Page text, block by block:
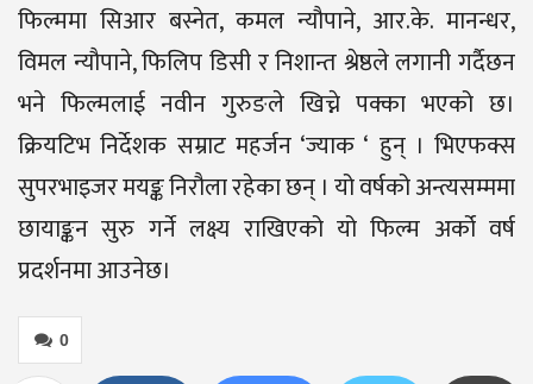
फिल्ममा सिआर बस्नेत, कमल न्यौपाने, आर.के. मानन्धर,
विमल न्यौपाने, फिलिप डिसी र निशान्त श्रेष्ठले लगानी गर्दैछन
भने फिल्मलाई नवीन गुरुङले खिच्ने पक्का भएको छ।
क्रियटिभ निर्देशक सम्राट महर्जन ‘ज्याक ‘ हुन् । भिएफक्स
सुपरभाइजर मयङ्क निरौला रहेका छन् । यो वर्षको अन्त्यसम्ममा
छायाङ्कन सुरु गर्ने लक्ष्य राखिएको यो फिल्म अर्को वर्ष
प्रदर्शनमा आउनेछ।
0